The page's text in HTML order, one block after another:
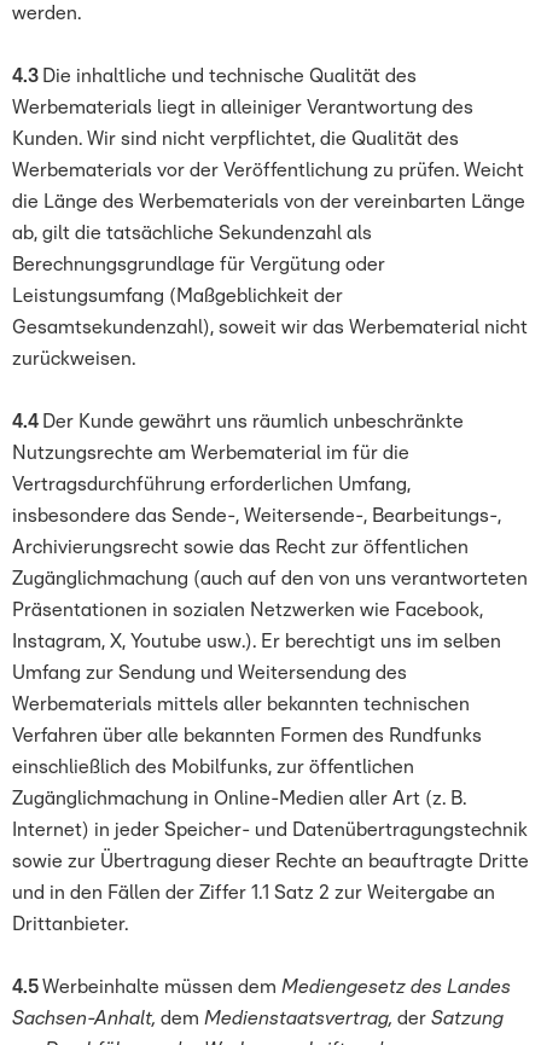
werden.
4.3 Die inhaltliche und technische Qualität des
Werbematerials liegt in alleiniger Verantwortung des
Kunden. Wir sind nicht verpflichtet, die Qualität des
Werbematerials vor der Veröffentlichung zu prüfen. Weicht
die Länge des Werbematerials von der vereinbarten Länge
ab, gilt die tatsächliche Sekundenzahl als
Berechnungsgrundlage für Vergütung oder
Leistungsumfang (Maßgeblichkeit der
Gesamtsekundenzahl), soweit wir das Werbematerial nicht
zurückweisen.
4.4 Der Kunde gewährt uns räumlich unbeschränkte
Nutzungsrechte am Werbematerial im für die
Vertragsdurchführung erforderlichen Umfang,
insbesondere das Sende-, Weitersende-, Bearbeitungs-,
Archivierungsrecht sowie das Recht zur öffentlichen
Zugänglichmachung (auch auf den von uns verantworteten
Präsentationen in sozialen Netzwerken wie Facebook,
Instagram, X, Youtube usw.). Er berechtigt uns im selben
Umfang zur Sendung und Weitersendung des
Werbematerials mittels aller bekannten technischen
Verfahren über alle bekannten Formen des Rundfunks
einschließlich des Mobilfunks, zur öffentlichen
Zugänglichmachung in Online-Medien aller Art (z. B.
Internet) in jeder Speicher- und Datenübertragungstechnik
sowie zur Übertragung dieser Rechte an beauftragte Dritte
und in den Fällen der Ziffer 1.1 Satz 2 zur Weitergabe an
Drittanbieter.
4.5Werbeinhalte müssen dem Mediengesetz des Landes
Sachsen-Anhalt, dem Medienstaatsvertrag, der Satzung